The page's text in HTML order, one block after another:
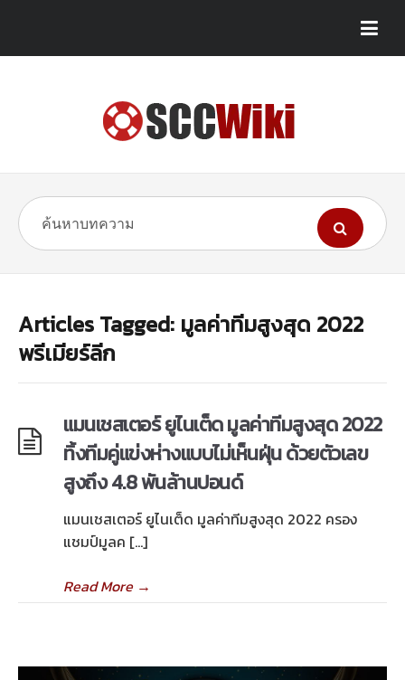
Articles Tagged: มูลค่าทีมสูงสุด 2022
พรีเมียร์ลีก
แมนเชสเตอร์ ยูไนเต็ด มูลค่าทีมสูงสุด 2022
ทิ้งทีมคู่แข่งห่างแบบไม่เห็นฝุ่น ด้วยตัวเลข
สูงถึง 4.8 พันล้านปอนด์
แมนเชสเตอร์ ยูไนเต็ด มูลค่าทีมสูงสุด 2022 ครอง
แชมป์มูลค […]
Read More→